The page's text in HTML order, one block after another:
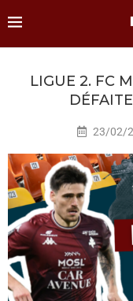
LIGUE 2. FC
23/02/